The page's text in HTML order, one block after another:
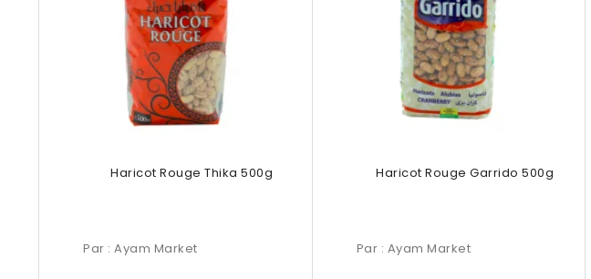
Haricot Rouge Thika 500g
Par : Ayam Market
Haricot Rouge Garrido 500g
Par : Ayam Market